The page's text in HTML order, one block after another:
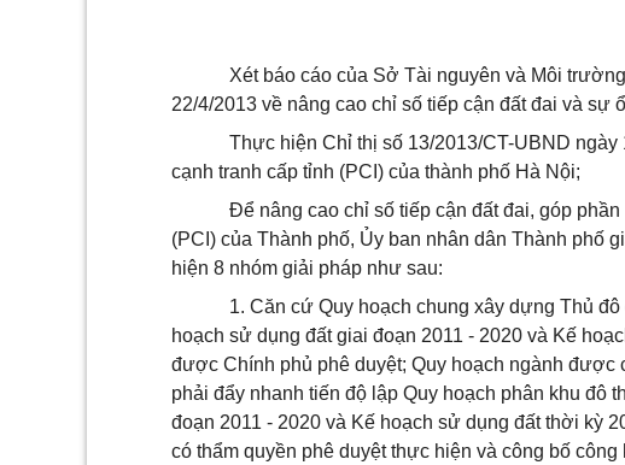
Xét báo cáo của Sở Tài nguyên và Môi
22/4/2013 về nâng cao chỉ số tiếp cận đất đai và sự
Thực hiện Chỉ thị số 13/2013/CT-UBND
cạnh tranh cấp tỉnh (PCI) của thành phố Hà Nội;
Để nâng cao chỉ số tiếp cận đất đai, góp
(PCI) của Thành phố, Ủy ban nhân dân Thành phố
hiện 8 nhóm giải pháp như sau:
1. Căn cứ Quy hoạch chung xây dựng Thủ
hoạch sử dụng đất giai đoạn 2011 - 2020 và Kế
được Chính phủ phê duyệt; Quy hoạch ngành được
phải đẩy nhanh tiến độ lập Quy hoạch phân khu đô
đoạn 2011 - 2020 và Kế hoạch sử dụng đất thời kỳ
có thẩm quyền phê duyệt thực hiện và công bố